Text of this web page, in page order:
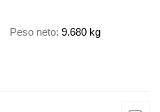
Peso neto 9.680 kg